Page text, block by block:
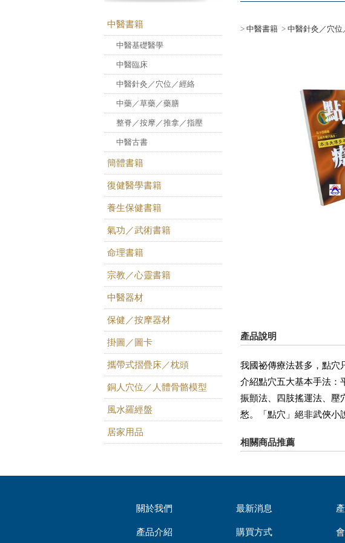
中醫書籍
中醫基礎醫學
中醫臨床
中醫針灸／穴位／經絡
中藥／草藥／藥膳
整脊／按摩／推拿／指壓
中醫古書
簡體書籍
復健醫學書籍
養生保健書籍
氣功／武術書籍
命理書籍
宗教／心靈書籍
中醫器材
保健／按摩器材
掛圖／圖卡
攜帶式摺疊床／枕頭
銅人穴位／人體骨骼模型
風水羅經盤
居家用品
> 中醫書籍 > 中醫針灸／穴位
產品說明
我國祕傳療法甚多，點穴
介紹點穴五大基本手法：
振顫法、四肢搖運法、壓
愁。「點穴」絕非武俠小
相關商品推薦
關於我們 最新消息
產品介紹 購買方式